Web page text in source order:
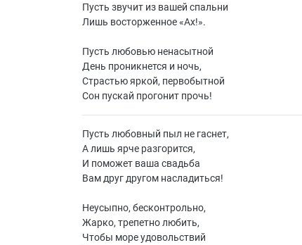
Пусть звучит из вашей спальни
Лишь восторженное «Ах!».
Пусть любовью ненасытной
День проникнется и ночь,
Страстью яркой, первобытной
Сон пускай прогонит прочь!
Пусть любовный пыл не гаснет,
А лишь ярче разгорится,
И поможет ваша свадьба
Вам друг другом насладиться!
Неусыпно, бесконтрольно,
Жарко, трепетно любить,
Чтобы море удовольствий